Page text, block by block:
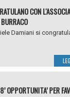
CON
Damiani si
OPPORTUNITA’ PER